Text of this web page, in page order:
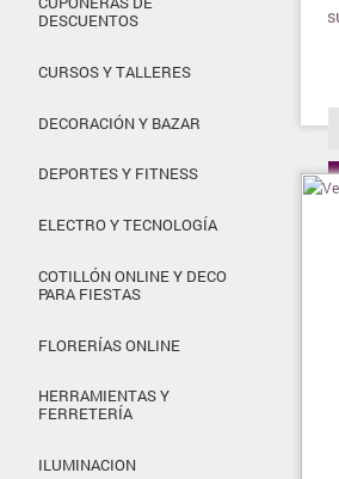
DESCUENTOS
CURSOS Y TALLERES
DECORACIÓN Y BAZAR
DEPORTES Y FITNESS
ELECTRO Y TECNOLOGÍA
COTILLÓN ONLINE Y DECO
PARA FIESTAS
FLORERÍAS ONLINE
HERRAMIENTAS Y
FERRETERÍA
ILUMINACION